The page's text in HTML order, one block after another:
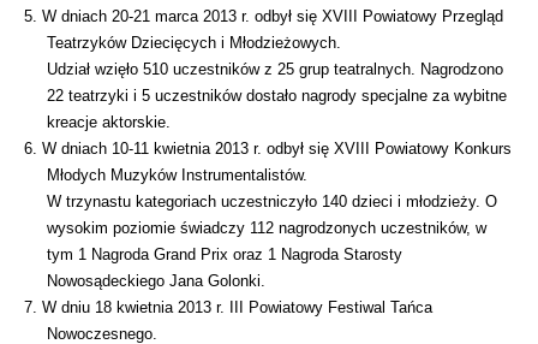
5. W dniach 20-21 marca 2013 r. odbył się XVIII Powiatowy Przegląd
Teatrzyków Dziecięcych i Młodzieżowych.
Udział wzięło 510 uczestników z 25 grup teatralnych. Nagrodzono
22 teatrzyki i 5 uczestników dostało nagrody specjalne za wybitne
kreacje aktorskie.
6. W dniach 10-11 kwietnia 2013 r. odbył się XVIII Powiatowy Konkurs
Młodych Muzyków Instrumentalistów.
W trzynastu kategoriach uczestniczyło 140 dzieci i młodzieży. O
wysokim poziomie świadczy 112 nagrodzonych uczestników, w
tym 1 Nagroda Grand Prix oraz 1 Nagroda Starosty
Nowosądeckiego Jana Golonki.
7. W dniu 18 kwietnia 2013 r. III Powiatowy Festiwal Tańca
Nowoczesnego.